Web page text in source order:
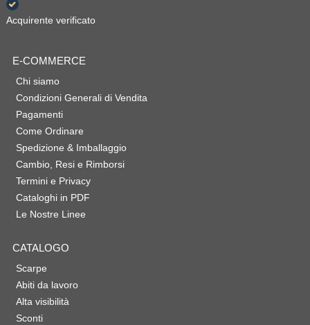
Acquirente verificato
E-COMMERCE
Chi siamo
Condizioni Generali di Vendita
Pagamenti
Come Ordinare
Spedizione & Imballaggio
Cambio, Resi e Rimborsi
Termini e Privacy
Cataloghi in PDF
Le Nostre Linee
CATALOGO
Scarpe
Abiti da lavoro
Alta visibilità
Sconti